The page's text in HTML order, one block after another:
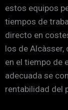
estos equipos
tiempos de
directo en
los de
en el tiempo de
adecuada se
rentabilidad del